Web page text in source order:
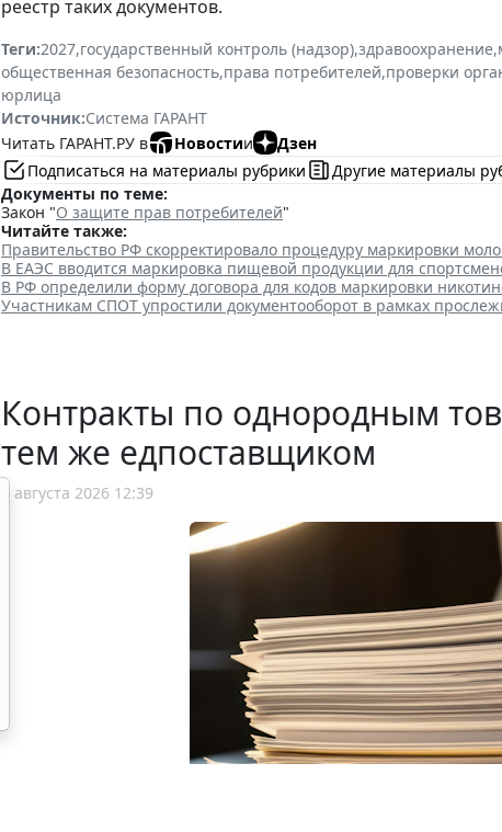
реестр таких документов.
Теги:2027,государственный контроль (надзор),здравоохранение,
общественная безопасность,права потребителей,проверки
юрлица
Источник:Система ГАРАНТ
Читать ГАРАНТ.РУ в
Новостии
Дзен
Подписаться на материалы рубрики
Другие материалы
Документы по теме:
Закон "О защите прав потребителей"
Читайте также:
Правительство РФ скорректировало процедуру маркировки
В ЕАЭС вводится маркировка пищевой продукции для
В РФ определили форму договора для кодов маркировки
Участникам СПОТ упростили документооборот в рамках
Контракты по однородным
тем же едпоставщиком
6 августа 2026 12:39